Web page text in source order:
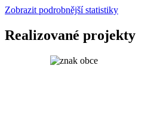
Zobrazit podrobnější statistiky
Realizované projekty